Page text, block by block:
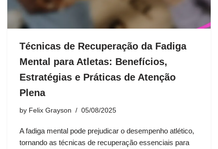
Técnicas de Recuperação da Fadiga
Mental para Atletas: Benefícios,
Estratégias e Práticas de Atenção
Plena
by Felix Grayson 05/08/2025
A fadiga mental pode prejudicar o desempenho atlético,
tornando as técnicas de recuperação essenciais para